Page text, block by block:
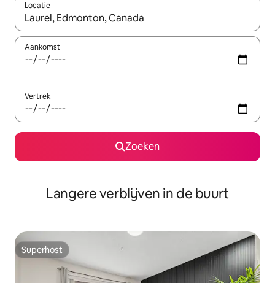
Locatie
Wanneer er resultaten beschikbaar zijn, maak je een keuze
Aankomst
Vertrek
Zoeken
Langere verblijven in de buurt
Superhost
Superhost